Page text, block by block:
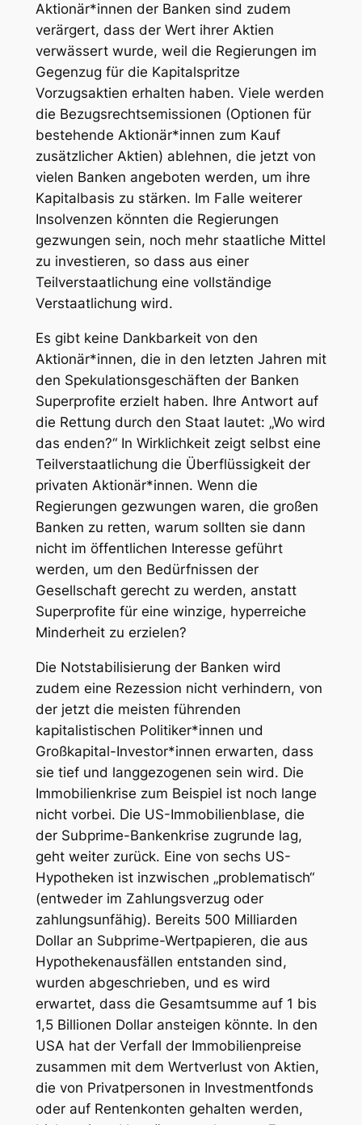
Aktionär*innen der Banken sind zudem
verärgert, dass der Wert ihrer Aktien
verwässert wurde, weil die Regierungen im
Gegenzug für die Kapitalspritze
Vorzugsaktien erhalten haben. Viele werden
die Bezugsrechtsemissionen (Optionen für
bestehende Aktionär*innen zum Kauf
zusätzlicher Aktien) ablehnen, die jetzt von
vielen Banken angeboten werden, um ihre
Kapitalbasis zu stärken. Im Falle weiterer
Insolvenzen könnten die Regierungen
gezwungen sein, noch mehr staatliche Mittel
zu investieren, so dass aus einer
Teilverstaatlichung eine vollständige
Verstaatlichung wird.
Es gibt keine Dankbarkeit von den
Aktionär*innen, die in den letzten Jahren mit
den Spekulationsgeschäften der Banken
Superprofite erzielt haben. Ihre Antwort auf
die Rettung durch den Staat lautet: „Wo wird
das enden?“ In Wirklichkeit zeigt selbst eine
Teilverstaatlichung die Überflüssigkeit der
privaten Aktionär*innen. Wenn die
Regierungen gezwungen waren, die großen
Banken zu retten, warum sollten sie dann
nicht im öffentlichen Interesse geführt
werden, um den Bedürfnissen der
Gesellschaft gerecht zu werden, anstatt
Superprofite für eine winzige, hyperreiche
Minderheit zu erzielen?
Die Notstabilisierung der Banken wird
zudem eine Rezession nicht verhindern, von
der jetzt die meisten führenden
kapitalistischen Politiker*innen und
Großkapital-Investor*innen erwarten, dass
sie tief und langgezogenen sein wird. Die
Immobilienkrise zum Beispiel ist noch lange
nicht vorbei. Die US-Immobilienblase, die
der Subprime-Bankenkrise zugrunde lag,
geht weiter zurück. Eine von sechs US-
Hypotheken ist inzwischen „problematisch“
(entweder im Zahlungsverzug oder
zahlungsunfähig). Bereits 500 Milliarden
Dollar an Subprime-Wertpapieren, die aus
Hypothekenausfällen entstanden sind,
wurden abgeschrieben, und es wird
erwartet, dass die Gesamtsumme auf 1 bis
1,5 Billionen Dollar ansteigen könnte. In den
USA hat der Verfall der Immobilienpreise
zusammen mit dem Wertverlust von Aktien,
die von Privatpersonen in Investmentfonds
oder auf Rentenkonten gehalten werden,